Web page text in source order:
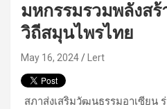
มหกรรมรวมพลังส
วิถีสมุนไพรไทย
May 16, 2024 Lert
สภาส่งเสริมวัฒนธรรมอาเซียน